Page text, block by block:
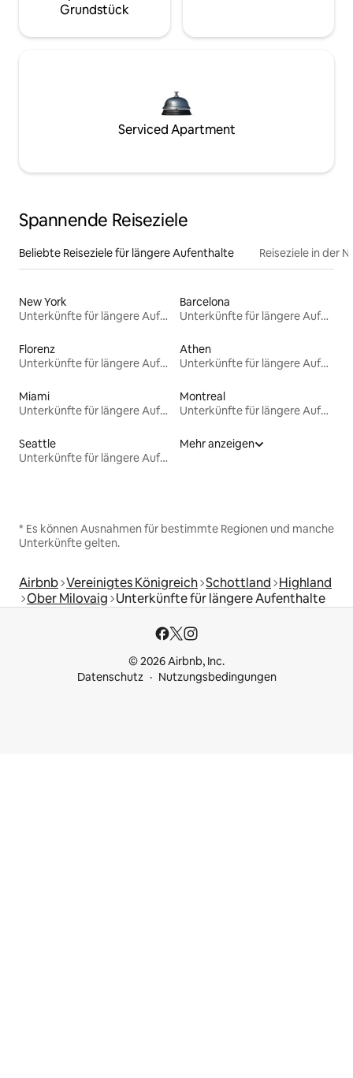
Grundstück
Serviced Apartment
Spannende Reiseziele
Beliebte Reiseziele für längere Aufenthalte Reiseziele in der
New York
Unterkünfte für längere Aufenthalte
Barcelona
Unterkünfte für längere Aufenthalte
Florenz
Unterkünfte für längere Aufenthalte
Athen
Unterkünfte für längere Aufenthalte
Miami
Unterkünfte für längere Aufenthalte
Montreal
Unterkünfte für längere Aufenthalte
Seattle
Unterkünfte für längere Aufenthalte
Mehr anzeigen
* Es können Ausnahmen für bestimmte Regionen und manche
Unterkünfte gelten.
Airbnb Vereinigtes Königreich Schottland Highland
Ober Milovaig Unterkünfte für längere Aufenthalte
© 2026 Airbnb, Inc.
Datenschutz
Nutzungsbedingungen